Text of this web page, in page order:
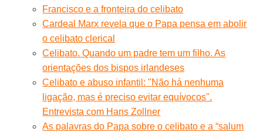
Francisco e a fronteira do celibato
Cardeal Marx revela que o Papa pensa em abolir
o celibato clerical
Celibato. Quando um padre tem um filho. As
orientações dos bispos irlandeses
Celibato e abuso infantil: "Não há nenhuma
ligação, mas é preciso evitar equívocos".
Entrevista com Hans Zollner
As palavras do Papa sobre o celibato e a “salum